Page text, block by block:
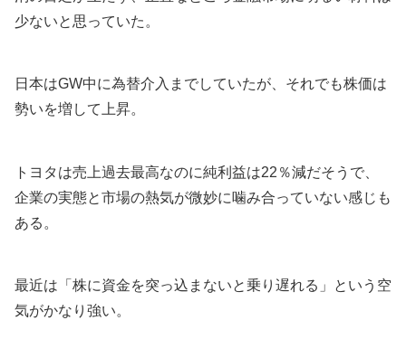
少ないと思っていた。
日本はGW中に為替介入までしていたが、それでも株価は
勢いを増して上昇。
トヨタは売上過去最高なのに純利益は22％減だそうで、
企業の実態と市場の熱気が微妙に噛み合っていない感じも
ある。
最近は「株に資金を突っ込まないと乗り遅れる」という空
気がかなり強い。